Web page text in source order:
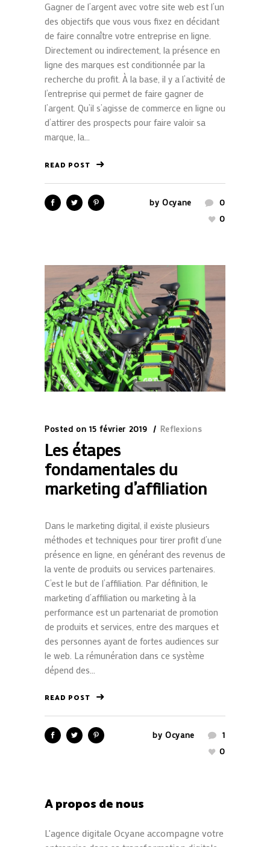
Gagner de l’argent avec votre site web est l’un
des objectifs que vous vous fixez en décidant
de faire connaître votre entreprise en ligne.
Directement ou indirectement, la présence en
ligne des marques est conditionnée par la
recherche du profit. À la base, il y a l’activité de
l’entreprise qui permet de faire gagner de
l’argent. Qu’il s’agisse de commerce en ligne ou
d’attirer des prospects pour faire valoir sa
marque, la...
READ POST
by Ocyane
0
0
Posted on 15 février 2019 Reflexions
Les étapes
fondamentales du
marketing d’affiliation
Dans le marketing digital, il existe plusieurs
méthodes et techniques pour tirer profit d’une
présence en ligne, en générant des revenus de
la vente de produits ou services partenaires.
C’est le but de l’affiliation. Par définition, le
marketing d’affiliation ou marketing à la
performance est un partenariat de promotion
de produits et services, entre des marques et
des personnes ayant de fortes audiences sur
le web. La rémunération dans ce système
dépend des...
READ POST
by Ocyane
1
0
A propos de nous
L'agence digitale Ocyane accompagne votre